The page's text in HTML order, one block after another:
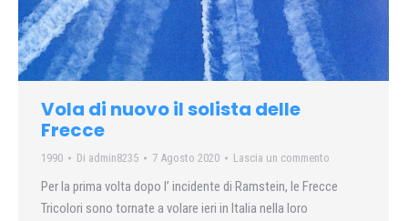
Vola di nuovo il solista delle
Frecce
1990 Di admin8235 7 Agosto 2020 Lascia un commento
Per la prima volta dopo l’ incidente di Ramstein, le Frecce
Tricolori sono tornate a volare ieri in Italia nella loro